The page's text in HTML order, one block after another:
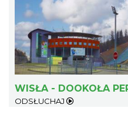
WISŁA - DOOKOŁA
ODSŁUCHAJ